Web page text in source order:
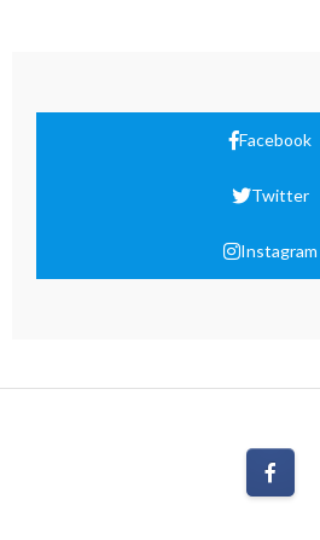
Facebook
Twitter
Instagram